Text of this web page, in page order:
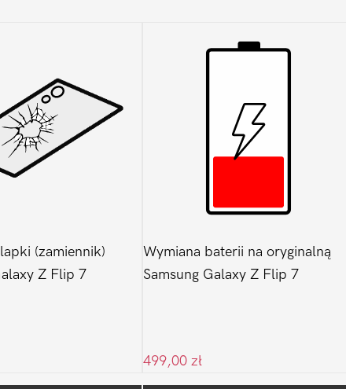
(zamiennik)
Z Flip 7
Wymiana baterii na oryginalną
Samsung Galaxy Z Flip 7
499,00 zł